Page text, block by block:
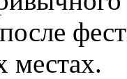
после
местах.